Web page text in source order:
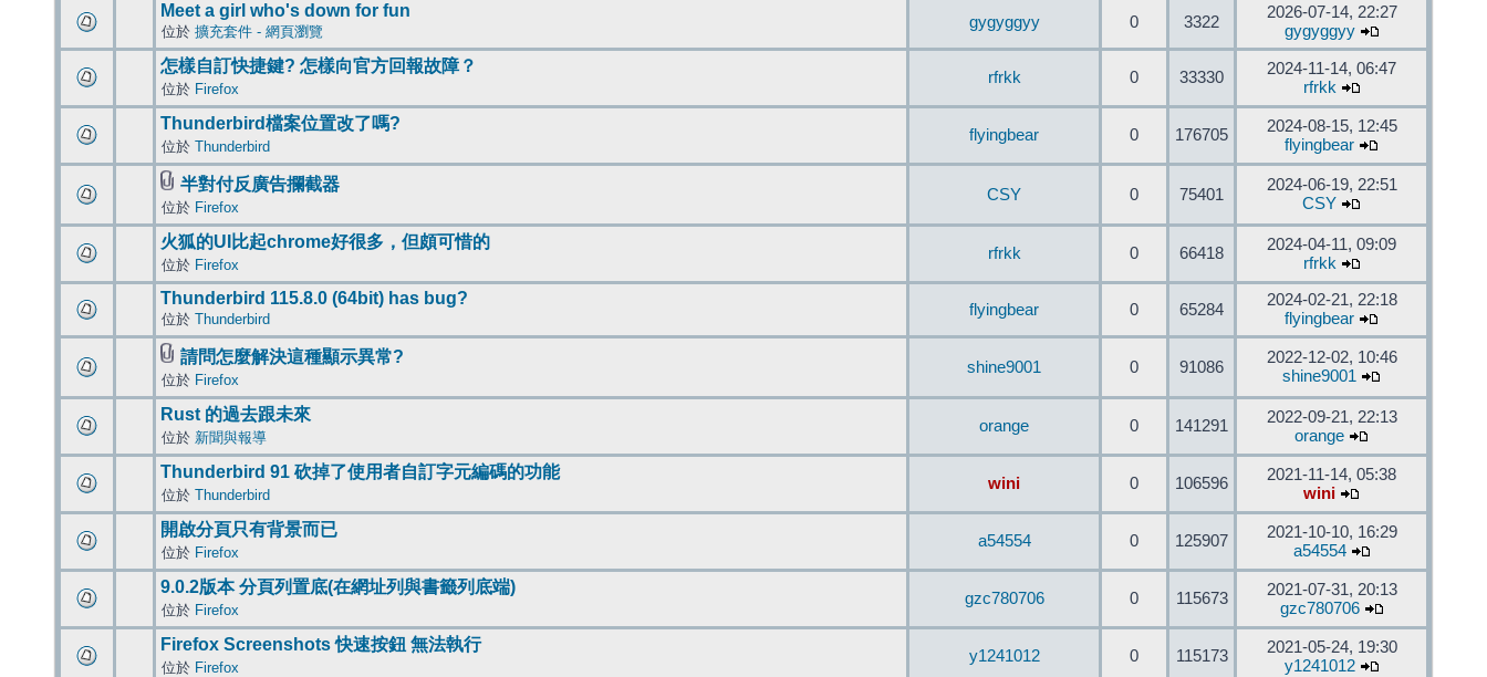
Meet a girl who's down for fun
位於 擴充套件 - 網頁瀏覽
gygyggyy 0 3322
2026-07-14, 22:27
gygyggyy
怎樣自訂快捷鍵? 怎樣向官方回報故障？
位於 Firefox
rfrkk 0 33330
2024-11-14, 06:47
rfrkk
Thunderbird檔案位置改了嗎?
位於 Thunderbird
flyingbear 0 176705
2024-08-15, 12:45
flyingbear
半對付反廣告攔截器
位於 Firefox
CSY 0 75401
2024-06-19, 22:51
CSY
火狐的UI比起chrome好很多，但頗可惜的
位於 Firefox
rfrkk 0 66418
2024-04-11, 09:09
rfrkk
Thunderbird 115.8.0 (64bit) has bug?
位於 Thunderbird
flyingbear 0 65284
2024-02-21, 22:18
flyingbear
請問怎麼解決這種顯示異常?
位於 Firefox
shine9001 0 91086
2022-12-02, 10:46
shine9001
Rust 的過去跟未來
位於 新聞與報導
orange 0 141291
2022-09-21, 22:13
orange
Thunderbird 91 砍掉了使用者自訂字元編碼的功能
位於 Thunderbird
wini 0 106596
2021-11-14, 05:38
wini
開啟分頁只有背景而已
位於 Firefox
a54554 0 125907
2021-10-10, 16:29
a54554
9.0.2版本 分頁列置底(在網址列與書籤列底端)
位於 Firefox
gzc780706 0 115673
2021-07-31, 20:13
gzc780706
Firefox Screenshots 快速按鈕 無法執行
位於 Firefox
y1241012 0 115173
2021-05-24, 19:30
y1241012